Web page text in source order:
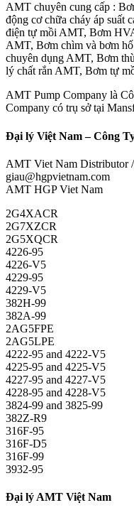
AMT chuyên cung cấp :
động cơ chữa cháy áp suất
điện tự mồi AMT, Bơm
AMT, Bơm chìm và bơm
chuyên dụng AMT, Bơm
lý chất rắn AMT, Bơm tự
AMT Pump Company là
Company có trụ sở tại
Đại lý Việt Nam – Công
AMT Viet Nam Distributor
giau@hgpvietnam.com
AMT HGP Viet Nam
2G4XACR
2G7XZCR
2G5XQCR
4226-95
4226-V5
4229-95
4229-V5
382H-99
382A-99
2AG5FPE
2AG5LPE
4222-95 and 4222-V5
4225-95 and 4225-V5
4227-95 and 4227-V5
4228-95 and 4228-V5
3824-99 and 3825-99
382Z-R9
316F-95
316F-D5
316F-99
3932-95
Đại lý AMT Việt Nam